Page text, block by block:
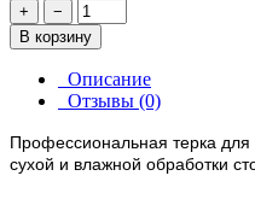
+
−
В корзину
Описание
Отзывы (0)
Профессиональная терка для
сухой и влажной обработки